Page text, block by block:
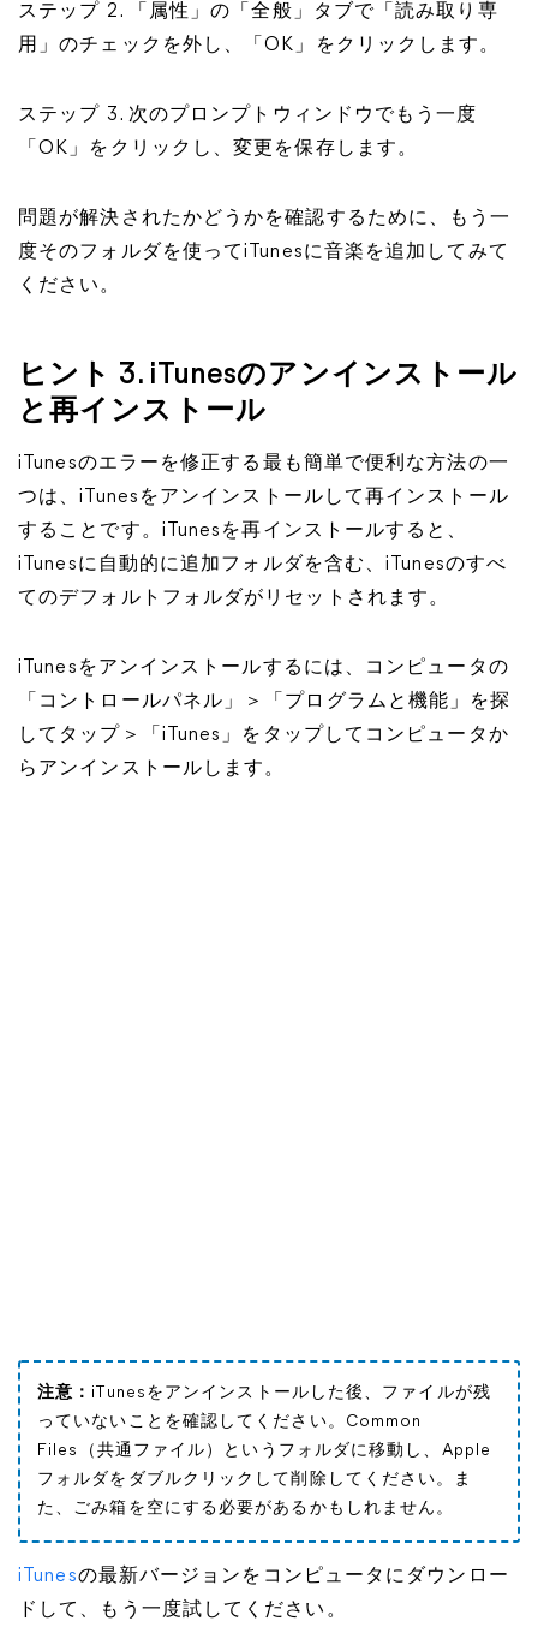
ステップ 2. 「属性」の「全般」タブで「読み取り専
用」のチェックを外し、「OK」をクリックします。
ステップ 3. 次のプロンプトウィンドウでもう一度
「OK」をクリックし、変更を保存します。
問題が解決されたかどうかを確認するために、もう一
度そのフォルダを使ってiTunesに音楽を追加してみて
ください。
ヒント 3. iTunesのアンインストール
と再インストール
iTunesのエラーを修正する最も簡単で便利な方法の一
つは、iTunesをアンインストールして再インストール
することです。iTunesを再インストールすると、
iTunesに自動的に追加フォルダを含む、iTunesのすべ
てのデフォルトフォルダがリセットされます。
iTunesをアンインストールするには、コンピュータの
「コントロールパネル」＞「プログラムと機能」を探
してタップ＞「iTunes」をタップしてコンピュータか
らアンインストールします。
注意： iTunesをアンインストールした後、ファイルが残
っていないことを確認してください。Common
Files（共通ファイル）というフォルダに移動し、Apple
フォルダをダブルクリックして削除してください。ま
た、ごみ箱を空にする必要があるかもしれません。
iTunesの最新バージョンをコンピュータにダウンロー
ドして、もう一度試してください。